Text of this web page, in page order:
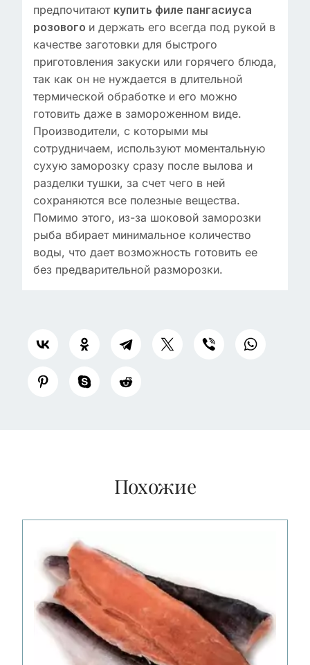
предпочитают купить филе пангасиуса
розового и держать его всегда под рукой в
качестве заготовки для быстрого
приготовления закуски или горячего блюда,
так как он не нуждается в длительной
термической обработке и его можно
готовить даже в замороженном виде.
Производители, с которыми мы
сотрудничаем, используют моментальную
сухую заморозку сразу после вылова и
разделки тушки, за счет чего в ней
сохраняются все полезные вещества.
Помимо этого, из-за шоковой заморозки
рыба вбирает минимальное количество
воды, что дает возможность готовить ее
без предварительной разморозки.
Похожие